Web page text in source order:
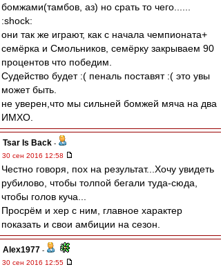
бомжами(тамбов, аз) но срать то чего......
:shock:
они так же играют, как с начала чемпионата+
семёрка и Смольников, семёрку закрываем 90
процентов что победим.
Судейство будет :( пеналь поставят :( это увы
может быть.
не уверен,что мы сильней бомжей мяча на два
ИМХО.
Tsar Is Back -
30 сен 2016 12:58
Честно говоря, пох на результат...Хочу увидеть
рубилово, чтобы толпой бегали туда-сюда,
чтобы голов куча...
Просрём и хер с ним, главное характер
показать и свои амбиции на сезон.
Alex1977 -
30 сен 2016 12:55